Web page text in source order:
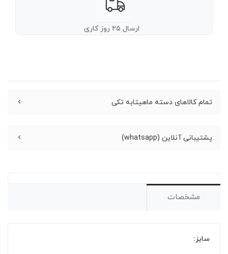
ارسال ۲۵ روز کاری
تمام کالاهای دسته ماهیتابه تکی
پشتیبانی آنلاین (whatsapp)
مشخصات
سایز: